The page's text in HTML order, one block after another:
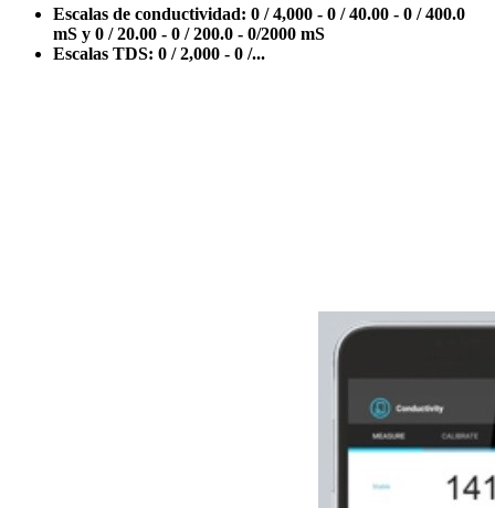
Escalas de conductividad: 0 / 4,000 - 0 / 40.00 - 0 / 400.0
mS y 0 / 20.00 - 0 / 200.0 - 0/2000 mS
Escalas TDS: 0 / 2,000 - 0 /...